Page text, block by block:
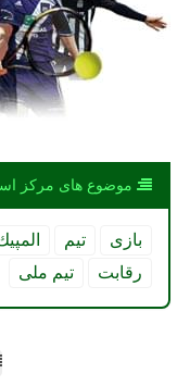
موضوع های مركز
بازی تیم
رقابت
تیم ملی